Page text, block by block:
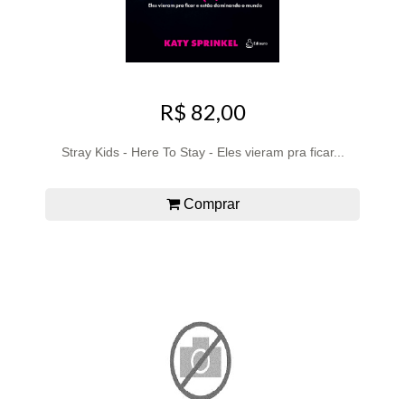
R$ 82,00
Stray Kids - Here To Stay - Eles vieram pra ficar...
Comprar